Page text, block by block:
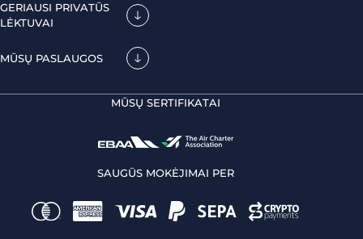
GERIAUSI PRIVATŪS
LĖKTUVAI
MŪSŲ PASLAUGOS
MŪSŲ SERTIFIKATAI
SAUGŪS MOKĖJIMAI PER